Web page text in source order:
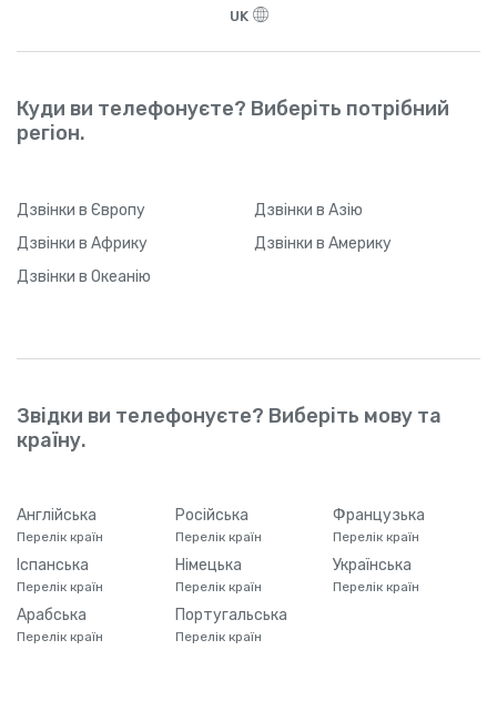
UK
Куди ви телефонуєте? Виберіть потрібний
регіон.
Дзвінки в Європу Дзвінки в Азію
Дзвінки в Африку Дзвінки в Америку
Дзвінки в Океанію
Звідки ви телефонуєте? Виберіть мову та
країну.
Англійська
Перелік країн
Російська
Перелік країн
Французька
Перелік країн
Іспанська
Перелік країн
Німецька
Перелік країн
Українська
Перелік країн
Арабська
Перелік країн
Португальська
Перелік країн